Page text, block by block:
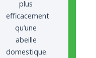
plus
efficacement
qu’une
abeille
domestique.